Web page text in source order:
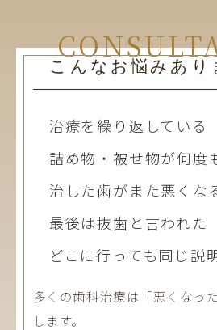
こんなお悩みあり
治療を繰り返している
詰め物・被せ物が何度
治した歯がまた悪くな
最後は抜歯と言われた
どこに行っても同じ説
多くの歯科治療は「悪くなっ
します。